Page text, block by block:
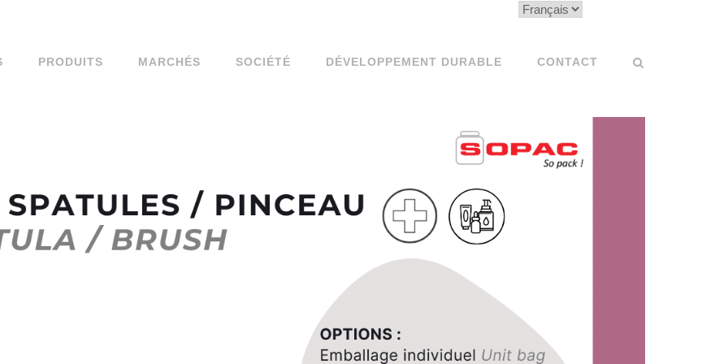
PRODUITS MARCHÉS SOCIÉTÉ DÉVELOPPEMENT DURABLE CONTACT
Choisir